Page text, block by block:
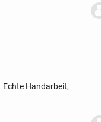
Echte Handarbeit,